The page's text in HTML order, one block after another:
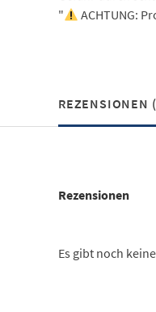
"
ACHTUNG:
REZENSIONEN
Rezensionen
Es gibt noch